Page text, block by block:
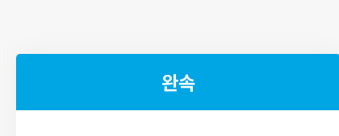
완속